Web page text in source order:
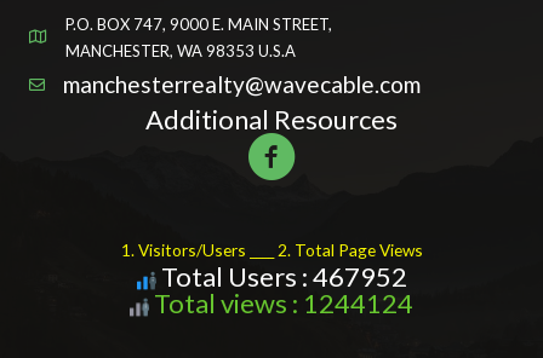
P.O. BOX 747, 9000 E. MAIN STREET,
MANCHESTER, WA 98353 U.S.A
manchesterrealty@wavecable.com
Additional Resources
1. Visitors/Users ____ 2. Total Page Views
Total Users : 467952
Total views : 1244124